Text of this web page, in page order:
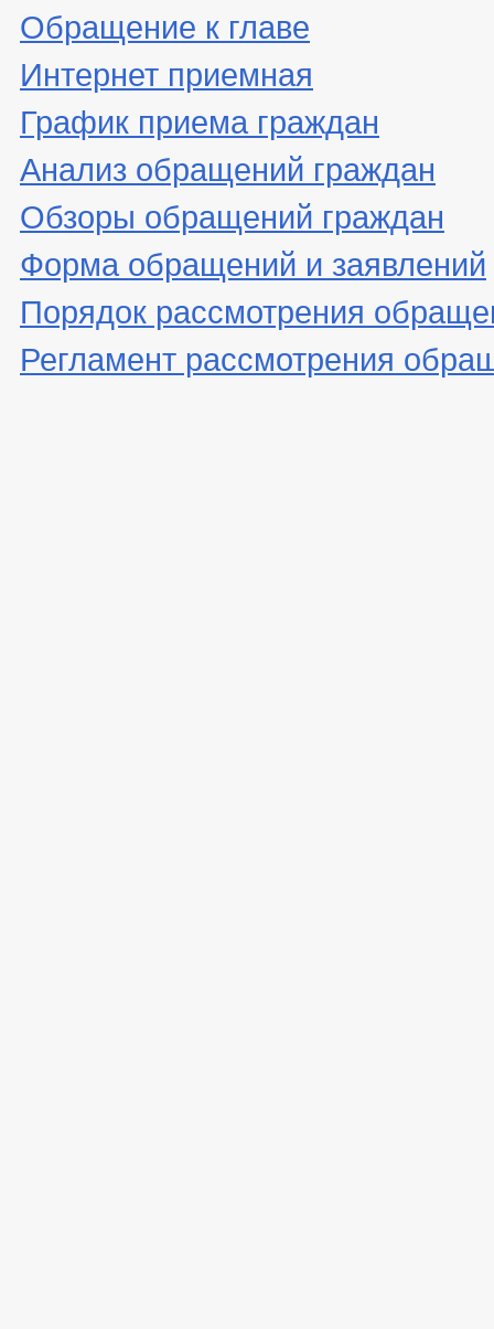
Обращение к главе
Интернет приемная
График приема граждан
Анализ обращений граждан
Обзоры обращений граждан
Форма обращений и заявлений
Порядок рассмотрения
Регламент рассмотрения